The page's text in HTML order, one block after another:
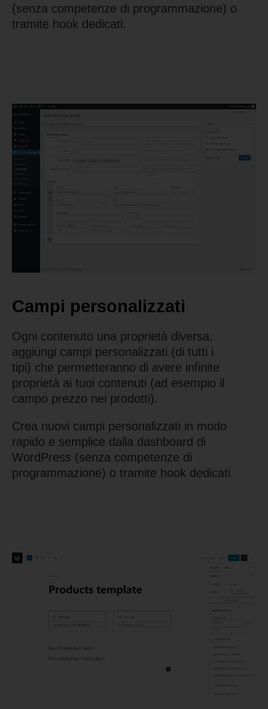
(senza competenze di programmazione) o
tramite hook dedicati.
Campi personalizzati
Ogni contenuto una proprietà diversa,
aggiungi campi personalizzati (di tutti i
tipi) che permetteranno di avere infinite
proprietà ai tuoi contenuti (ad esempio il
campo prezzo nei prodotti).
Crea nuovi campi personalizzati in modo
rapido e semplice dalla dashboard di
WordPress (senza competenze di
programmazione) o tramite hook dedicati.